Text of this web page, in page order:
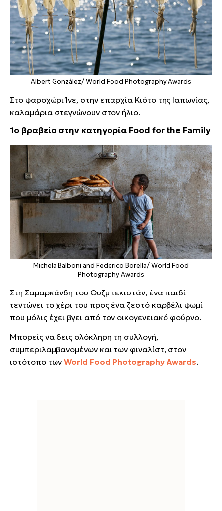
Albert González/ World Food Photography Awards
Στο ψαροχώρι Ίνε, στην επαρχία Κιότο της Ιαπωνίας,
καλαμάρια στεγνώνουν στον ήλιο.
1o βραβείο στην κατηγορία Food for the Family
Michela Balboni and Federico Borella/ World Food
Photography Awards
Στη Σαμαρκάνδη του Ουζμπεκιστάν, ένα παιδί
τεντώνει το χέρι του προς ένα ζεστό καρβέλι ψωμί
που μόλις έχει βγει από τον οικογενειακό φούρνο.
Μπορείς να δεις ολόκληρη τη συλλογή,
συμπεριλαμβανομένων και των φιναλίστ, στον
ιστότοπο των World Food Photography Awards.